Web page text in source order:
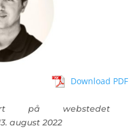
Download PDF
på webstedet
august 2022